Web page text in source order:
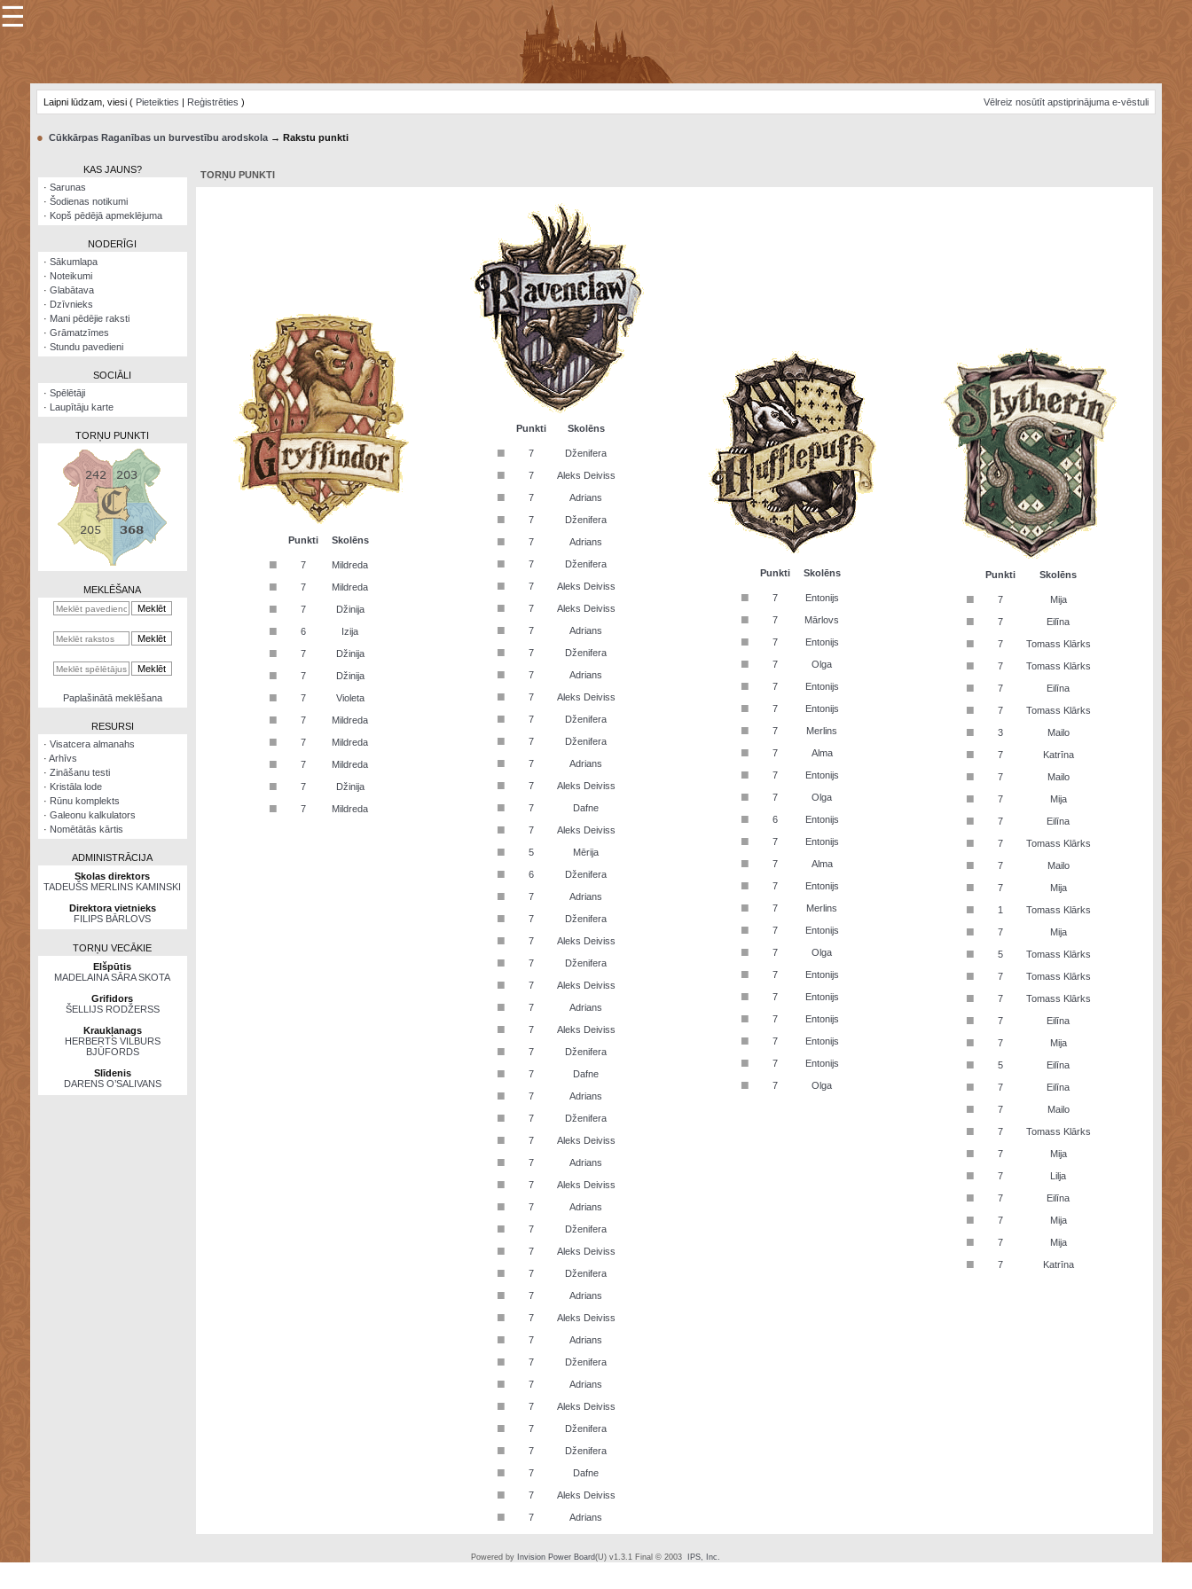
×
Šodienas
Visatcera
almanahs
kalkulators
☰
Laipni lūdzam, viesi ( Pieteikties | Reģistrēties ) Vēlreiz nosūtīt apstiprinājuma e-vēstuli
● Cūkkārpas Raganības un burvestību arodskola→ Rakstu punkti
KAS JAUNS?
· Sarunas
· Šodienas notikumi
· Kopš pēdējā apmeklējuma
NODERĪGI
· Sākumlapa
· Noteikumi
· Glabātava
· Dzīvnieks
· Mani pēdējie raksti
· Grāmatzīmes
· Stundu pavedieni
SOCIĀLI
· Spēlētāji
· Laupītāju karte
TORŅU PUNKTI
MEKLĒŠANA
Paplašinātā meklēšana
RESURSI
· Visatcera almanahs
· Arhīvs
· Zināšanu testi
· Kristāla lode
· Rūnu komplekts
· Galeonu kalkulators
· Nomētātās kārtis
ADMINISTRĀCIJA
Skolas direktors
TADEUŠS MERLINS KAMINSKI
Direktora vietnieks
FILIPS BĀRLOVS
TORŅU VECĀKIE
Elšpūtis
MADELAINA SĀRA SKOTA
Grifidors
ŠELLIJS RODŽERSS
Kraukļanags
HERBERTS VILBURS
BJŪFORDS
Slīdenis
DARENS O’SALIVANS
TORŅU PUNKTI
Punkti Skolēns
■ 7 Mildreda
■ 7 Mildreda
■ 7 Džinija
■ 6 Izija
■ 7 Džinija
■ 7 Džinija
■ 7 Violeta
■ 7 Mildreda
■ 7 Mildreda
■ 7 Mildreda
■ 7 Džinija
■ 7 Mildreda
Punkti Skolēns
■ 7 Dženifera
■ 7 Aleks Deiviss
■ 7 Adrians
■ 7 Dženifera
■ 7 Adrians
■ 7 Dženifera
■ 7 Aleks Deiviss
■ 7 Aleks Deiviss
■ 7 Adrians
■ 7 Dženifera
■ 7 Adrians
■ 7 Aleks Deiviss
■ 7 Dženifera
■ 7 Dženifera
■ 7 Adrians
■ 7 Aleks Deiviss
■ 7 Dafne
■ 7 Aleks Deiviss
■ 5 Mērija
■ 6 Dženifera
■ 7 Adrians
■ 7 Dženifera
■ 7 Aleks Deiviss
■ 7 Dženifera
■ 7 Aleks Deiviss
■ 7 Adrians
■ 7 Aleks Deiviss
■ 7 Dženifera
■ 7 Dafne
■ 7 Adrians
■ 7 Dženifera
■ 7 Aleks Deiviss
■ 7 Adrians
■ 7 Aleks Deiviss
■ 7 Adrians
■ 7 Dženifera
■ 7 Aleks Deiviss
■ 7 Dženifera
■ 7 Adrians
■ 7 Aleks Deiviss
■ 7 Adrians
■ 7 Dženifera
■ 7 Adrians
■ 7 Aleks Deiviss
■ 7 Dženifera
■ 7 Dženifera
■ 7 Dafne
■ 7 Aleks Deiviss
■ 7 Adrians
Punkti Skolēns
■ 7 Entonijs
■ 7 Mārlovs
■ 7 Entonijs
■ 7 Olga
■ 7 Entonijs
■ 7 Entonijs
■ 7 Merlins
■ 7 Alma
■ 7 Entonijs
■ 7 Olga
■ 6 Entonijs
■ 7 Entonijs
■ 7 Alma
■ 7 Entonijs
■ 7 Merlins
■ 7 Entonijs
■ 7 Olga
■ 7 Entonijs
■ 7 Entonijs
■ 7 Entonijs
■ 7 Entonijs
■ 7 Entonijs
■ 7 Olga
Punkti Skolēns
■ 7 Mija
■ 7 Eilīna
■ 7 Tomass Klārks
■ 7 Tomass Klārks
■ 7 Eilīna
■ 7 Tomass Klārks
■ 3 Mailo
■ 7 Katrīna
■ 7 Mailo
■ 7 Mija
■ 7 Eilīna
■ 7 Tomass Klārks
■ 7 Mailo
■ 7 Mija
■ 1 Tomass Klārks
■ 7 Mija
■ 5 Tomass Klārks
■ 7 Tomass Klārks
■ 7 Tomass Klārks
■ 7 Eilīna
■ 7 Mija
■ 5 Eilīna
■ 7 Eilīna
■ 7 Mailo
■ 7 Tomass Klārks
■ 7 Mija
■ 7 Lilja
■ 7 Eilīna
■ 7 Mija
■ 7 Mija
■ 7 Katrīna
Powered by Invision Power Board(U) v1.3.1 Final © 2003 IPS, Inc.